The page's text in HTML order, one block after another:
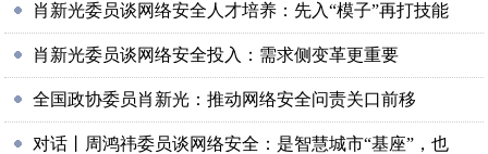
肖新光委员谈网络安全人才培养：先入“模子”再打技能
肖新光委员谈网络安全投入：需求侧变革更重要
全国政协委员肖新光：推动网络安全问责关口前移
对话丨周鸿祎委员谈网络安全：是智慧城市“基座”，也